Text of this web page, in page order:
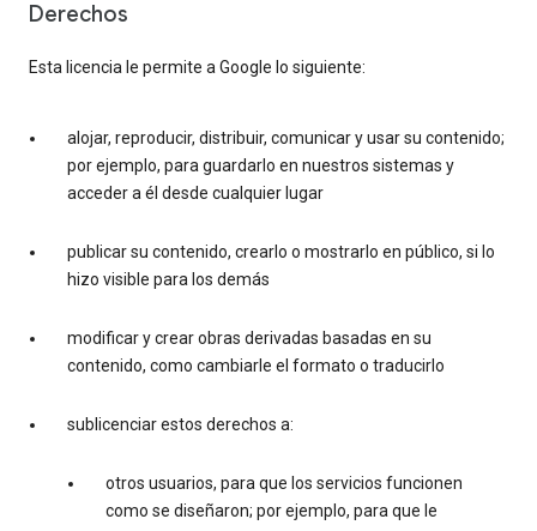
Derechos
Esta licencia le permite a Google lo siguiente:
alojar, reproducir, distribuir, comunicar y usar su contenido;
por ejemplo, para guardarlo en nuestros sistemas y
acceder a él desde cualquier lugar
publicar su contenido, crearlo o mostrarlo en público, si lo
hizo visible para los demás
modificar y crear obras derivadas basadas en su
contenido, como cambiarle el formato o traducirlo
sublicenciar estos derechos a:
otros usuarios, para que los servicios funcionen
como se diseñaron; por ejemplo, para que le